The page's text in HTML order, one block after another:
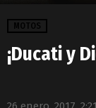
MOTOS
¡Ducati y